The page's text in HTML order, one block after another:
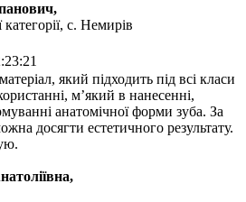
с. Немирів
який підходить під всі класи
м’який в нанесенні,
анатомічної форми зуба. За
досягти естетичного результату.